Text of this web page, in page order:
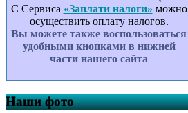
С Сервиса «Заплати налоги» можно
осуществить оплату налогов.
Вы можете также воспользоваться
удобными кнопками в нижней
части нашего сайта
Наши фото